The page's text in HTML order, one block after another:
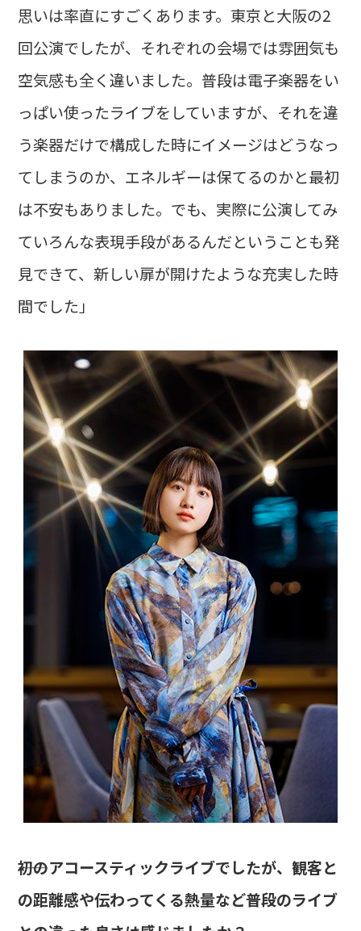
思いは率直にすごくあります。東京と大阪の2
回公演でしたが、それぞれの会場では雰囲気も
空気感も全く違いました。普段は電子楽器をい
っぱい使ったライブをしていますが、それを違
う楽器だけで構成した時にイメージはどうなっ
てしまうのか、エネルギーは保てるのかと最初
は不安もありました。でも、実際に公演してみ
ていろんな表現手段があるんだということも発
見できて、新しい扉が開けたような充実した時
間でした」
――初のアコースティックライブでしたが、観客と
の距離感や伝わってくる熱量など普段のライブ